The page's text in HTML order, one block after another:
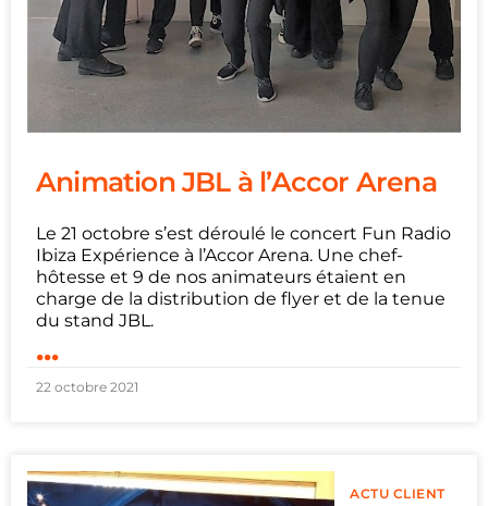
Animation JBL à l’Accor Arena
Le 21 octobre s’est déroulé le concert Fun Radio
Ibiza Expérience à l’Accor Arena. Une chef-
hôtesse et 9 de nos animateurs étaient en
charge de la distribution de flyer et de la tenue
du stand JBL.
...
22 octobre 2021
ACTU CLIENT